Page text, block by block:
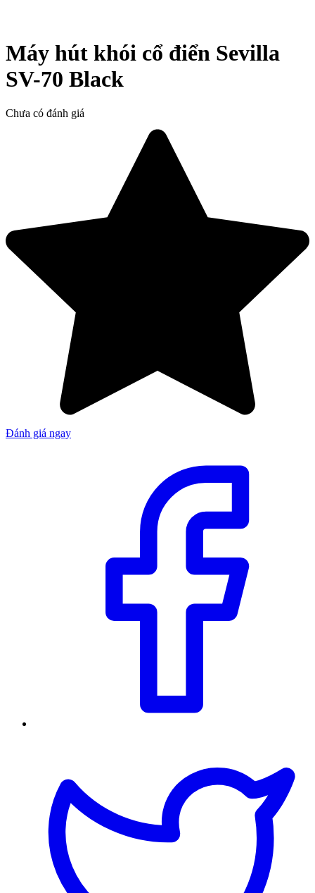
Máy hút khói cổ điển Sevilla
SV-70 Black
Chưa có đánh giá
Đánh giá ngay